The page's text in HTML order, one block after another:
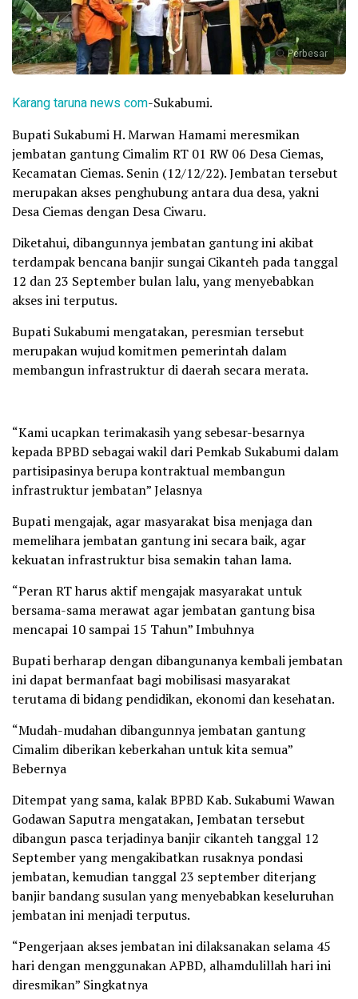
Perbesar
Karang taruna news com-Sukabumi.
Bupati Sukabumi H. Marwan Hamami meresmikan
jembatan gantung Cimalim RT 01 RW 06 Desa Ciemas,
Kecamatan Ciemas. Senin (12/12/22). Jembatan tersebut
merupakan akses penghubung antara dua desa, yakni
Desa Ciemas dengan Desa Ciwaru.
Diketahui, dibangunnya jembatan gantung ini akibat
terdampak bencana banjir sungai Cikanteh pada tanggal
12 dan 23 September bulan lalu, yang menyebabkan
akses ini terputus.
Bupati Sukabumi mengatakan, peresmian tersebut
merupakan wujud komitmen pemerintah dalam
membangun infrastruktur di daerah secara merata.
“Kami ucapkan terimakasih yang sebesar-besarnya
kepada BPBD sebagai wakil dari Pemkab Sukabumi dalam
partisipasinya berupa kontraktual membangun
infrastruktur jembatan” Jelasnya
Bupati mengajak, agar masyarakat bisa menjaga dan
memelihara jembatan gantung ini secara baik, agar
kekuatan infrastruktur bisa semakin tahan lama.
“Peran RT harus aktif mengajak masyarakat untuk
bersama-sama merawat agar jembatan gantung bisa
mencapai 10 sampai 15 Tahun” Imbuhnya
Bupati berharap dengan dibangunanya kembali jembatan
ini dapat bermanfaat bagi mobilisasi masyarakat
terutama di bidang pendidikan, ekonomi dan kesehatan.
“Mudah-mudahan dibangunnya jembatan gantung
Cimalim diberikan keberkahan untuk kita semua”
Bebernya
Ditempat yang sama, kalak BPBD Kab. Sukabumi Wawan
Godawan Saputra mengatakan, Jembatan tersebut
dibangun pasca terjadinya banjir cikanteh tanggal 12
September yang mengakibatkan rusaknya pondasi
jembatan, kemudian tanggal 23 september diterjang
banjir bandang susulan yang menyebabkan keseluruhan
jembatan ini menjadi terputus.
“Pengerjaan akses jembatan ini dilaksanakan selama 45
hari dengan menggunakan APBD, alhamdulillah hari ini
diresmikan” Singkatnya